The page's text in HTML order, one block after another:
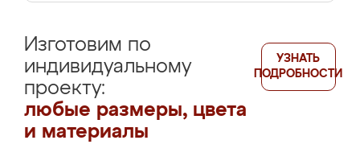
Изготовим по
индивидуальному
проекту:
любые размеры, цвета
и материалы
УЗНАТЬ
ПОДРОБНОСТИ